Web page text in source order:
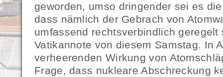
geworden, umso dringender sei es
dass nämlich der Gebrach von
umfassend rechtsverbindlich geregelt
Vatikannote von diesem Samstag. In
verheerenden Wirkung von
Frage, dass nukleare Abschreckung